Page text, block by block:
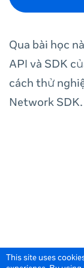
This site uses
Qua bài học
API và SDK
cách thử
Network SDK.